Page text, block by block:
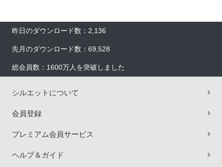
昨日のダウンロード数：2,136
先月のダウンロード数：69,528
総会員数：1600万人を突破しました
シルエットについて
会員登録
プレミアム会員サービス
ヘルプ＆ガイド